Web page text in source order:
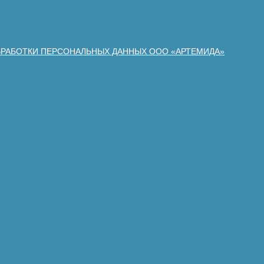
ПЕРСОНАЛЬНЫХ ДАННЫХ ООО «АРТЕМИДА»